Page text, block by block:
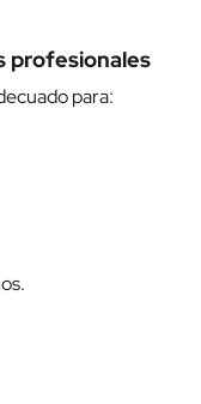
profesionales
para: